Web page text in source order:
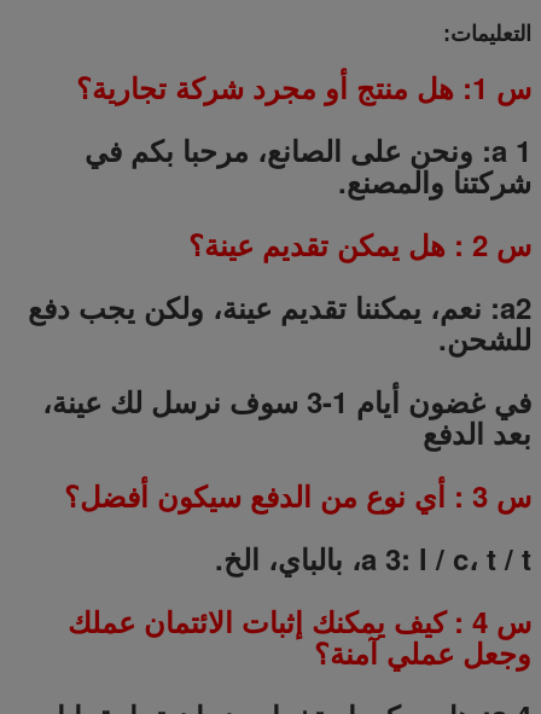
التعليمات:
س 1: هل منتج أو مجرد شركة تجارية؟
a 1: ونحن على الصانع، مرحبا بكم في
شركتنا والمصنع.
س 2 : هل يمكن تقديم عينة؟
a2: نعم، يمكننا تقديم عينة، ولكن يجب دفع
للشحن.
في غضون أيام 1-3 سوف نرسل لك عينة،
بعد الدفع
س 3 : أي نوع من الدفع سيكون أفضل؟
a 3: l / c، t / t، بالباي، الخ.
س 4 : كيف يمكنك إثبات الائتمان عملك
وجعل عملي آمنة؟